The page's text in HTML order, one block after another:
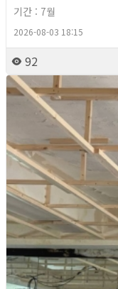
기간 : 7월
2026-08-03 18:15
92